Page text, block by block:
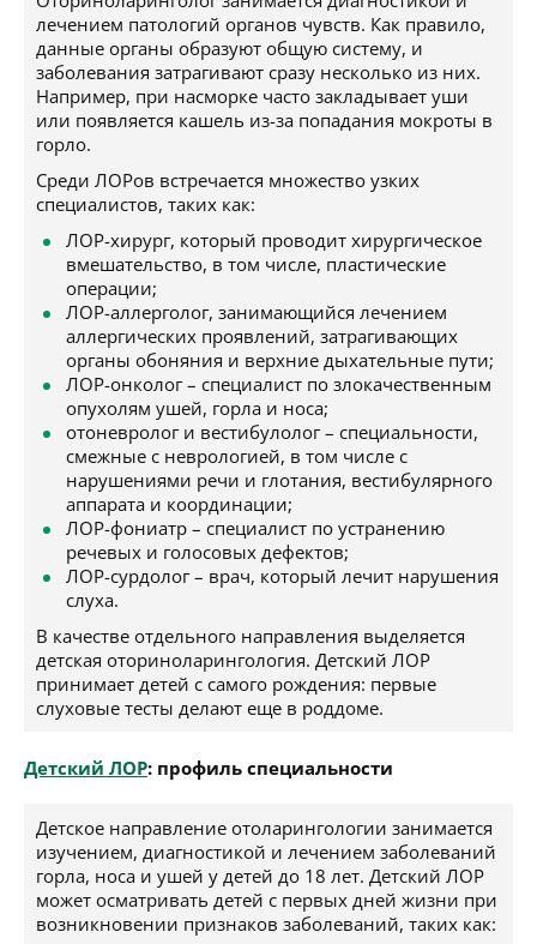
лечением патологий органов чувств. Как правило,
данные органы образуют общую систему, и
заболевания затрагивают сразу несколько из них.
Например, при насморке часто закладывает уши
или появляется кашель из-за попадания мокроты в
горло.
Среди ЛОРов встречается множество узких
специалистов, таких как:
ЛОР-хирург, который проводит хирургическое
вмешательство, в том числе, пластические
операции;
ЛОР-аллерголог, занимающийся лечением
аллергических проявлений, затрагивающих
органы обоняния и верхние дыхательные пути;
ЛОР-онколог – специалист по злокачественным
опухолям ушей, горла и носа;
отоневролог и вестибулолог – специальности,
смежные с неврологией, в том числе с
нарушениями речи и глотания, вестибулярного
аппарата и координации;
ЛОР-фониатр – специалист по устранению
речевых и голосовых дефектов;
ЛОР-сурдолог – врач, который лечит нарушения
слуха.
В качестве отдельного направления выделяется
детская оториноларингология. Детский ЛОР
принимает детей с самого рождения: первые
слуховые тесты делают еще в роддоме.
Детский ЛОР: профиль специальности
Детское направление отоларингологии занимается
изучением, диагностикой и лечением заболеваний
горла, носа и ушей у детей до 18 лет. Детский ЛОР
может осматривать детей с первых дней жизни при
возникновении признаков заболеваний, таких как: